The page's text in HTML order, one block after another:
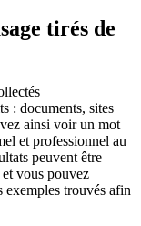
tirés de
: documents, sites
ainsi voir un mot
et professionnel au
peuvent être
vous pouvez
exemples trouvés afin